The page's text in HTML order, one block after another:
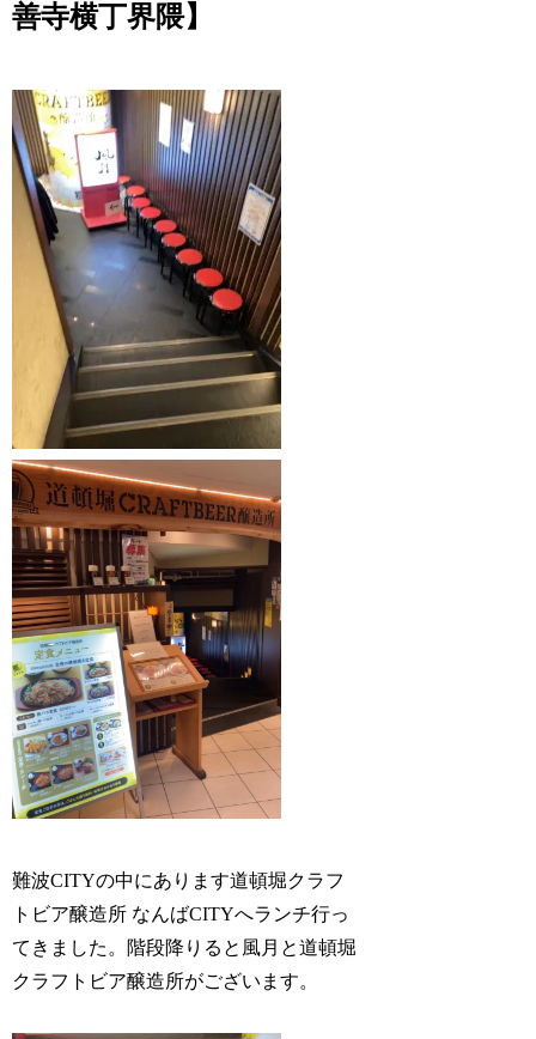
善寺横丁界隈】
難波CITYの中にあります道頓堀クラフ
トビア醸造所 なんばCITYへランチ行っ
てきました。階段降りると風月と道頓堀
クラフトビア醸造所がございます。